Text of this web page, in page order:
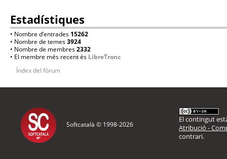
Estadístiques
• Nombre d’entrades 15262
• Nombre de temes3924
• Nombre de membres2332
• El membre més recent és LibreTronc
Índex del fòrum
Softcatalà © 1998-2026
El contingut
Atribució -
contrari.